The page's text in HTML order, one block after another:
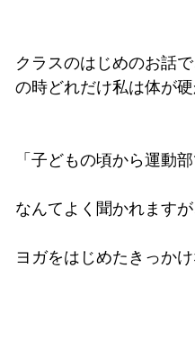
クラスのはじめのお話
の時どれだけ私は体が
「子どもの頃から運動部
なんてよく聞かれます
ヨガをはじめたきっか